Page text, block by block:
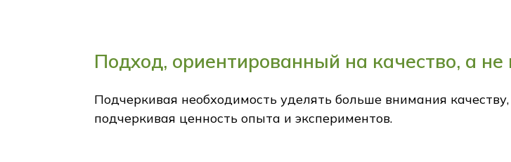
Подход, ориентированный на качество, а не
Подчеркивая необходимость уделять больше внимания
подчеркивая ценность опыта и экспериментов.